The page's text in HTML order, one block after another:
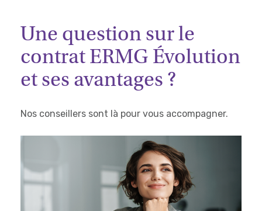
Une question sur le
contrat ERMG Évolution
et ses avantages ?
Nos conseillers sont là pour vous accompagner.